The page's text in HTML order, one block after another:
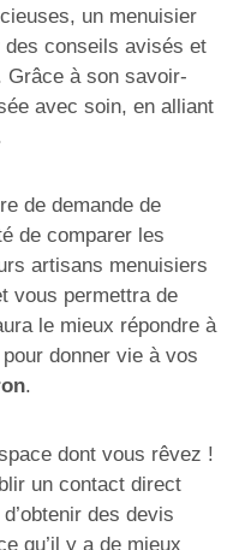
un menuisier
conseils avisés et
Grâce à son savoir-
avec soin, en alliant
de demande de
de comparer les
artisans menuisiers
vous permettra de
le mieux répondre à
donner vie à vos
.
dont vous rêvez !
un contact direct
des devis
qu’il y a de mieux